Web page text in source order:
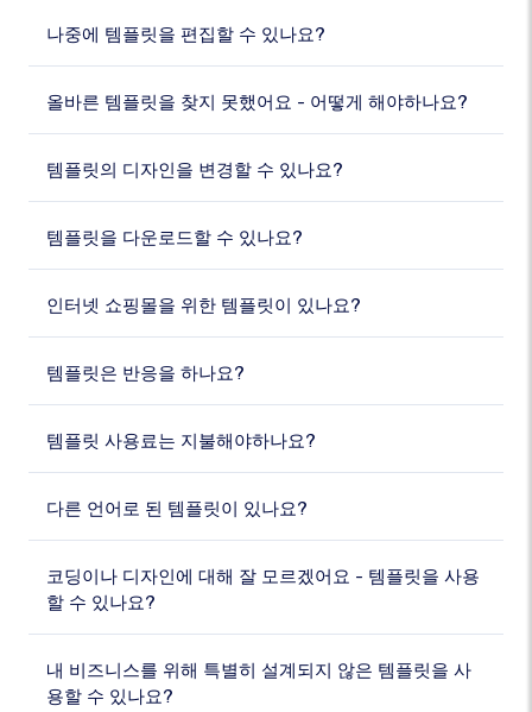
나중에 템플릿을 편집할 수 있나요?
올바른 템플릿을 찾지 못했어요 - 어떻게 해야하나요?
템플릿의 디자인을 변경할 수 있나요?
템플릿을 다운로드할 수 있나요?
인터넷 쇼핑몰을 위한 템플릿이 있나요?
템플릿은 반응을 하나요?
템플릿 사용료는 지불해야하나요?
다른 언어로 된 템플릿이 있나요?
코딩이나 디자인에 대해 잘 모르겠어요 - 템플릿을 사용
할 수 있나요?
내 비즈니스를 위해 특별히 설계되지 않은 템플릿을 사
용할 수 있나요?